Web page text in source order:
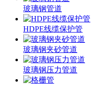
玻璃钢管道
HDPE线缆保护管
玻璃钢夹砂管道
玻璃钢压力管道